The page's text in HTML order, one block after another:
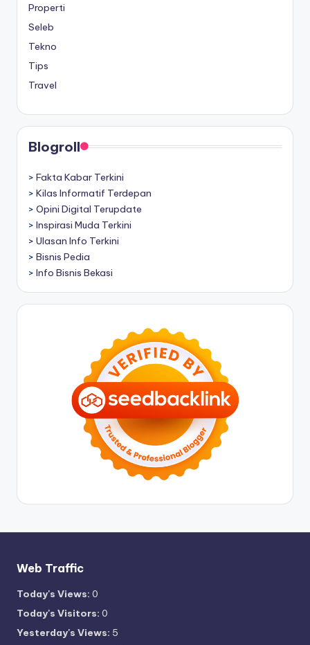
Properti
Seleb
Tekno
Tips
Travel
Blogroll
> Fakta Kabar Terkini
> Kilas Informatif Terdepan
> Opini Digital Terupdate
> Inspirasi Muda Terkini
> Ulasan Info Terkini
> Bisnis Pedia
> Info Bisnis Bekasi
Web Traffic
Today's Views: 0
Today's Visitors: 0
Yesterday's Views: 5